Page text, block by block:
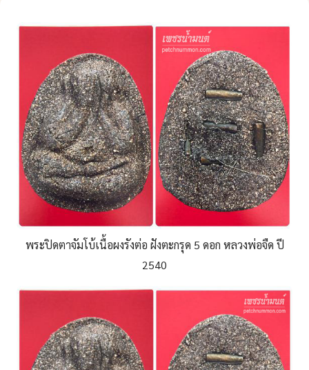
พระปิดตาจัมโบ้เนื้อผงรังต่อ ฝังตะกรุด 5 ดอก หลวงพ่อจืด ปี
2540